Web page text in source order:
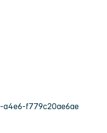
f779c20ae6ae